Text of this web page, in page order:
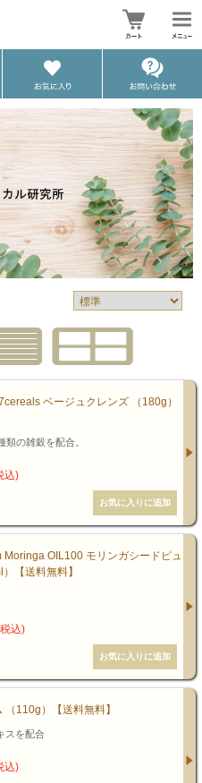
ベージュクレンズ （180g）
類の雑穀を配合。
込)
Moringa OIL100 モリンガシードピュ
【送料無料】
込)
110g）【送料無料】
スを配合
込)